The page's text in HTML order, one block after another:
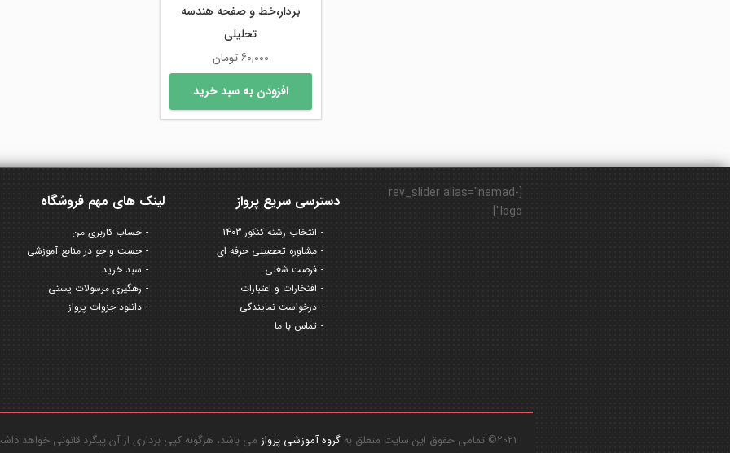
بردار،خط و صفحه هندسه
تحلیلی
60,000تومان
افزودن به سبد خرید
لینک های مهم فروشگاه
حساب کاربری من
جست و جو در منابع آموزشی
سبد خرید
رهگیری مرسولات پستی
دانلود جزوات پرواز
دسترسی سریع پرواز
انتخاب رشته کنکور 1403
مشاوره تحصیلی حرفه ای
فرصت شغلی
افتخارات و اعتبارات
درخواست نمایندگی
تماس با ما
[rev_slider alias="nemad-
logo"]
2021© تمامی حقوق این سایت متعلق به گروه آموزشی پروازمی باشد، هرگونه کپی برداری از آن پیگرد قانونی خواهد